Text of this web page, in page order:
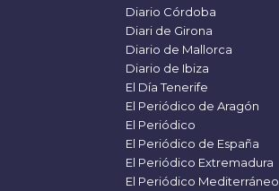
Diario Córdoba
Diari de Girona
Diario de Mallorca
Diario de Ibiza
El Día Tenerife
El Periódico de Aragón
El Periódico
El Periódico de España
El Periódico Extremadura
El Periódico Mediterráneo